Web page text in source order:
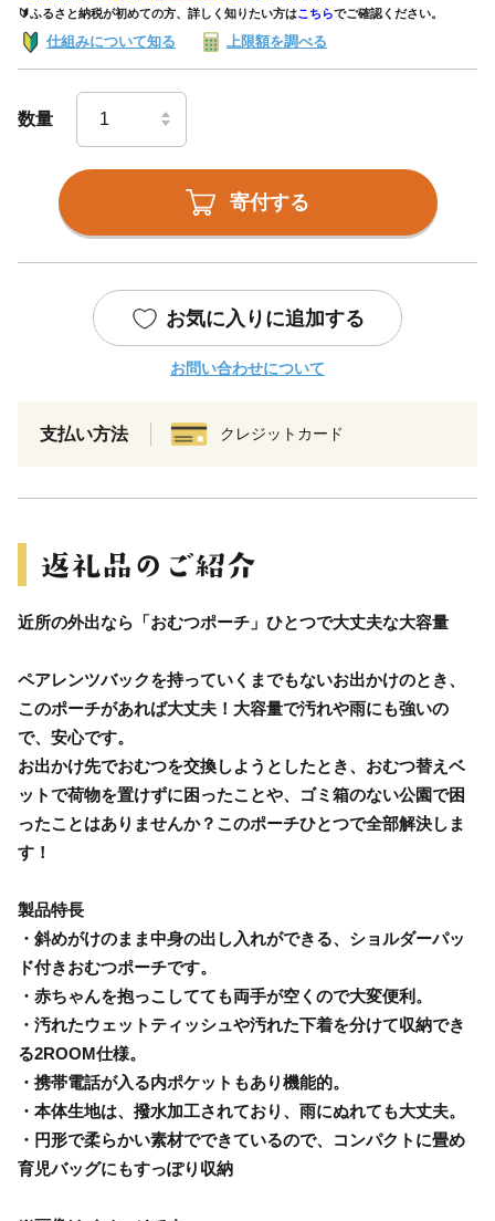
🔰ふるさと納税が初めての方、詳しく知りたい方はこちらでご確認ください。
仕組みについて知る 上限額を調べる
数量
寄付する
お気に入りに追加する
お問い合わせについて
支払い方法 クレジットカード
近所の外出なら「おむつポーチ」ひとつで大丈夫な大容量
ペアレンツバックを持っていくまでもないお出かけのとき、
このポーチがあれば大丈夫！大容量で汚れや雨にも強いの
で、安心です。
お出かけ先でおむつを交換しようとしたとき、おむつ替えベ
ットで荷物を置けずに困ったことや、ゴミ箱のない公園で困
ったことはありませんか？このポーチひとつで全部解決しま
す！
製品特長
・斜めがけのまま中身の出し入れができる、ショルダーパッ
ド付きおむつポーチです。
・赤ちゃんを抱っこしてても両手が空くので大変便利。
・汚れたウェットティッシュや汚れた下着を分けて収納でき
る2ROOM仕様。
・携帯電話が入る内ポケットもあり機能的。
・本体生地は、撥水加工されており、雨にぬれても大丈夫。
・円形で柔らかい素材でできているので、コンパクトに畳め
育児バッグにもすっぽり収納